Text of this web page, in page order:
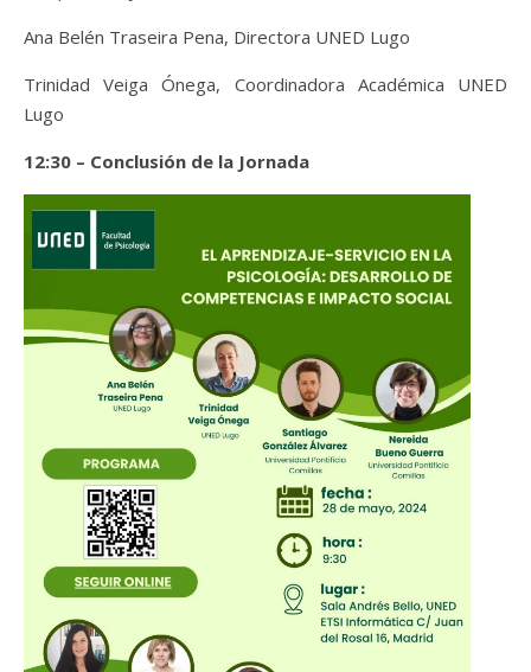
Ana Belén Traseira Pena, Directora UNED Lugo
Trinidad Veiga Ónega, Coordinadora Académica UNED
Lugo
12:30 – Conclusión de la Jornada